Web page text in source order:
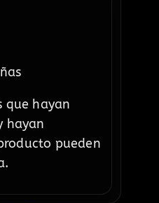
que hayan
hayan
pueden